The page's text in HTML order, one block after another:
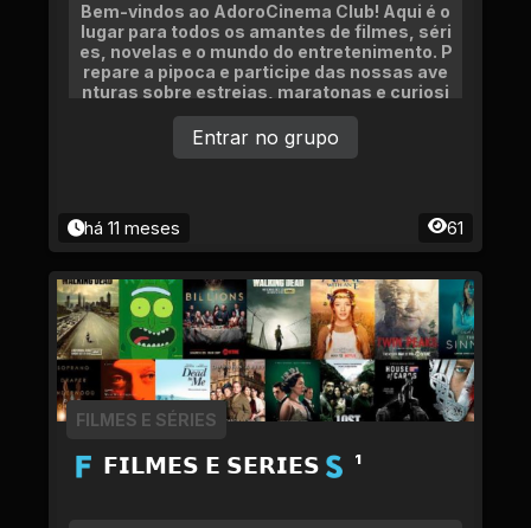
Bem-vindos ao AdoroCinema Club! Aqui é o
lugar para todos os amantes de filmes, séri
es, novelas e o mundo do entretenimento. P
repare a pipoca e participe das nossas ave
nturas sobre estreias, maratonas e curiosi
dades do cinema e streaming!
há 11 meses 61
Entrar no grupo
🇫 𝗙𝗜𝗟𝗠𝗘𝗦 𝗘 𝗦𝗘𝗥𝗜𝗘𝗦🇸 ¹
FILMES E SÉRIES